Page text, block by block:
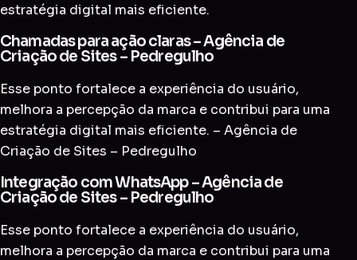
estratégia digital mais eficiente.
Chamadas para ação claras – Agência de
Criação de Sites – Pedregulho
Esse ponto fortalece a experiência do usuário,
melhora a percepção da marca e contribui para uma
estratégia digital mais eficiente. – Agência de
Criação de Sites – Pedregulho
Integração com WhatsApp – Agência de
Criação de Sites – Pedregulho
Esse ponto fortalece a experiência do usuário,
melhora a percepção da marca e contribui para uma